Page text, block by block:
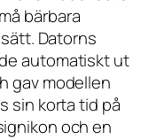
bärbara
Datorns
automatiskt ut
gav modellen
sin korta tid på
och en